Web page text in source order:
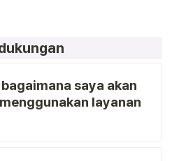
bagaimana saya akan
layanan